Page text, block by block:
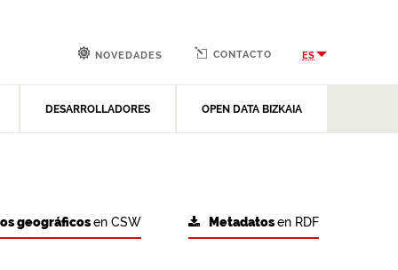
DESARROLLADORES OPEN DATA BIZKAIA
NOVEDADES CONTACTO ES
Metadatosen RDF
geográficosen CSW